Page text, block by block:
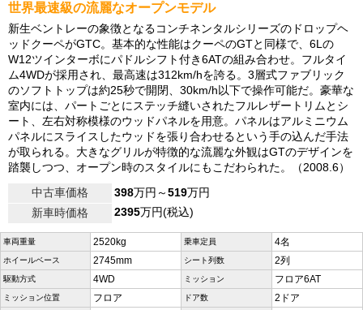
世界最速級の流麗なオープンモデル
新生ベントレーの象徴となるコンチネンタルシリーズのドロップヘ
ッドクーペがGTC。基本的な性能はクーペのGTと同様で、6Lの
W12ツインターボにパドルシフト付き6ATの組み合わせ。フルタイ
ム4WDが採用され、最高速は312km/hを誇る。3層式ファブリック
のソフトトップは約25秒で開閉、30km/h以下で操作可能だ。豪華な
室内には、パートごとにステッチ縫いされたフルレザートリムとシ
ート、左右対称模様のウッドパネルを用意。パネルはアルミニウム
パネルにスライスしたウッドを張り合わせるという手の込んだ手法
が取られる。大きなグリルが特徴的な流麗な外観はGTのデザインを
踏襲しつつ、オープン時のスタイルにもこだわられた。（2008.6）
中古車価格
398万円～519万円
新車時価格
2395万円(税込)
車両重量 2520kg 乗車定員 4名
ホイールベース 2745mm シート列数 2列
駆動方式 4WD ミッション フロア6AT
ミッション位置 フロア ドア数 2ドア